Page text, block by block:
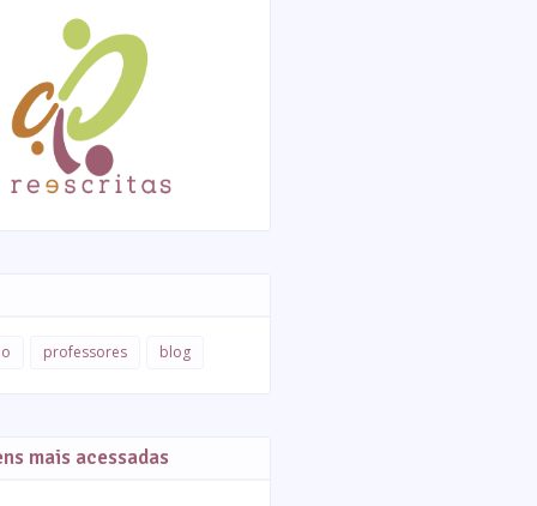
professores blog
mais acessadas